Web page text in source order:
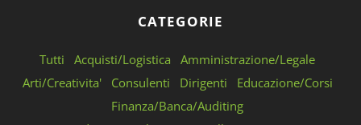
CATEGORIE
Tutti Acquisti/Logistica
Amministrazione/Legale
Arti/Creativita'
Consulenti Dirigenti
Educazione/Corsi
Finanza/Banca/Auditing